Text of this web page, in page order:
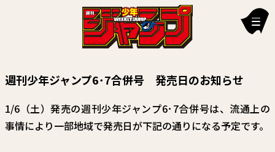
お知らせ
週刊少年ジャンプ6･7合併号 発売日のお知らせ
1/6（土）発売の週刊少年ジャンプ6･7合併号は、流通上の
事情により一部地域で発売日が下記の通りになる予定です。